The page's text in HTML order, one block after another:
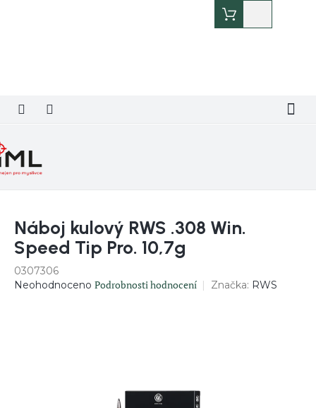
košík
Náboj kulový RWS .308 Win.
Speed Tip Pro. 10,7g
0307306
Průměrné
Neohodnoceno Podrobnosti hodnocení Značka: RWS